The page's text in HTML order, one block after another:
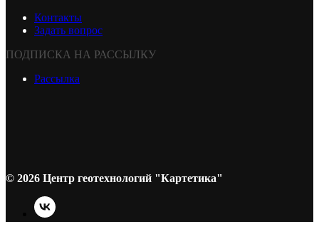
Контакты
Задать вопрос
ПОДПИСКА НА РАССЫЛКУ
Рассылка
© 2026 Центр геотехнологий "Картетика"